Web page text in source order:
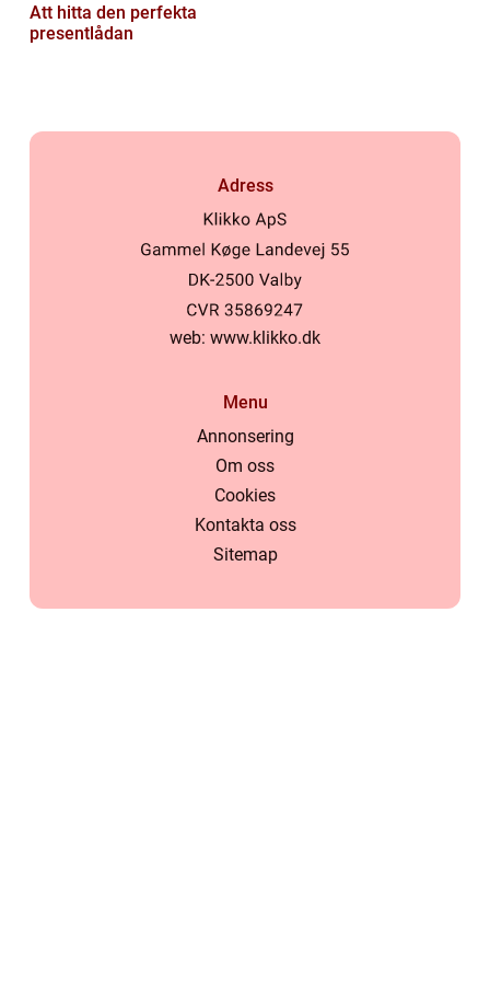
Att hitta den perfekta
presentlådan
Adress
web: www.klikko.dk
Menu
Annonsering
Om oss
Cookies
Kontakta oss
Sitemap